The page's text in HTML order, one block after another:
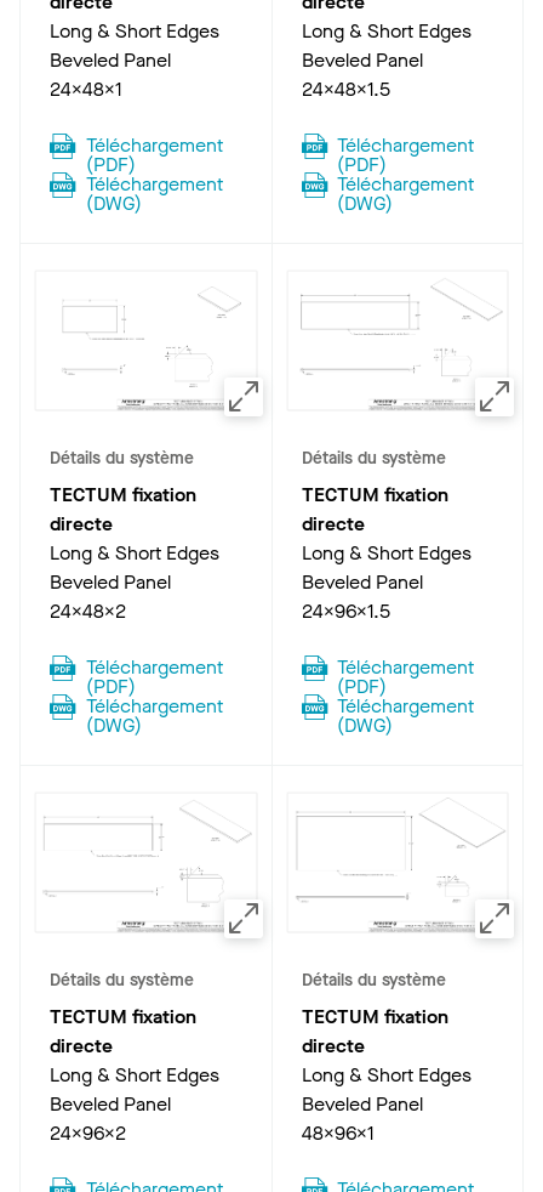
Long & Short Edges
Beveled Panel
24x48x1
Téléchargement
(PDF)
Téléchargement
(DWG)
Long & Short Edges
Beveled Panel
24x48x1.5
Téléchargement
(PDF)
Téléchargement
(DWG)
Détails du système
TECTUM fixation
directe
Long & Short Edges
Beveled Panel
24x48x2
Téléchargement
(PDF)
Téléchargement
(DWG)
Détails du système
TECTUM fixation
directe
Long & Short Edges
Beveled Panel
24x96x1.5
Téléchargement
(PDF)
Téléchargement
(DWG)
Détails du système
TECTUM fixation
directe
Long & Short Edges
Beveled Panel
24x96x2
Téléchargement
Détails du système
TECTUM fixation
directe
Long & Short Edges
Beveled Panel
48x96x1
Téléchargement